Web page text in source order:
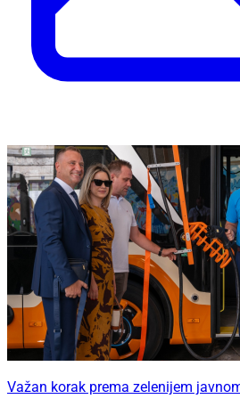
Važan korak prema zelenijem